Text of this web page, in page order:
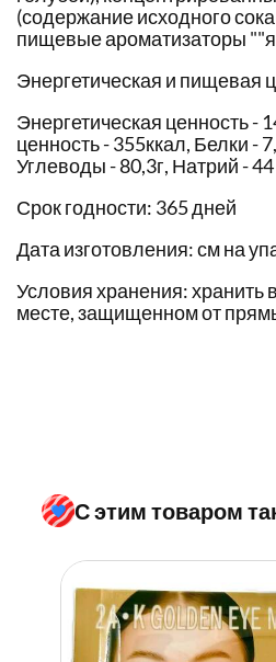
(содержание исходного
пищевые ароматизаторы
Энергетическая и пищевая
Энергетическая ценность -
ценность - 355ккал, Белки -
Углеводы - 80,3г, Натрий - 44
Срок годности: 365 дней
Дата изготовления: см на
Условия хранения: хранить
месте, защищенном от
С этим товаром